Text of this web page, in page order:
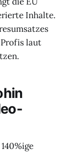
Inhalte.
laut